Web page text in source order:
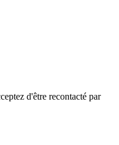
d'être recontacté par